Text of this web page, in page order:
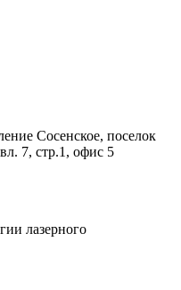
Сосенское, поселок
7, стр.1, офис 5
лазерного